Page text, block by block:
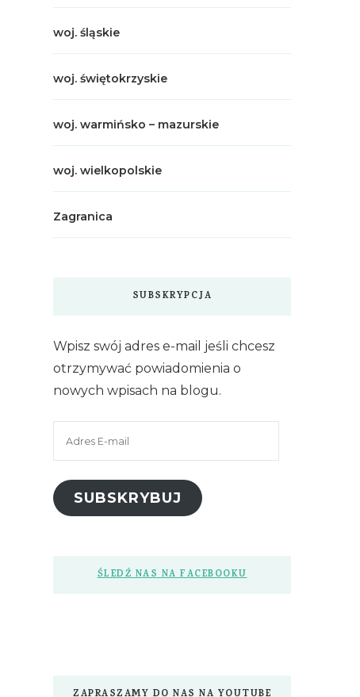
woj. śląskie
woj. świętokrzyskie
woj. warmińsko – mazurskie
woj. wielkopolskie
Zagranica
SUBSKRYPCJA
Wpisz swój adres e-mail jeśli chcesz
otrzymywać powiadomienia o
nowych wpisach na blogu.
SUBSKRYBUJ
ŚLEDŹ NAS NA FACEBOOKU